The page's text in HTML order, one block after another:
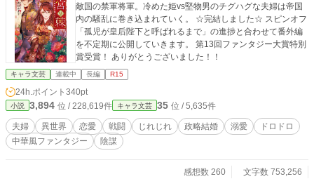
敵国の禁軍将軍。冷めた姫vs堅物男のチグハグな夫婦は帝国
内の騒乱に巻き込まれていく。 ☆完結しました☆ スピンオフ
「孤児が皇后陛下と呼ばれるまで」の進捗と合わせて番外編
を不定期に公開していきます。 第13回ファンタジー大賞特別
賞受賞！ ありがとうございました！！
キャラ文芸 連載中 長編 R15
24h.ポイント 340pt
小説 3,894 位 / 228,619件 キャラ文芸 35 位 / 5,635件
夫婦 異世界 恋愛 戦闘 じれじれ 政略結婚 溺愛
ドロドロ
中華風ファンタジー
陰謀
感想数 260
文字数 753,256